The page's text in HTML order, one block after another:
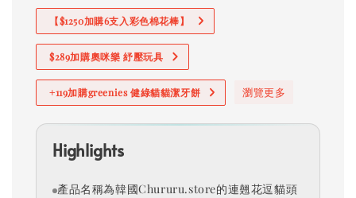
【$1250加購6支入彩色棉花棒】
$289加購奧咪樂 紓壓玩具
+119加購greenies 健綠貓貓潔牙餅 瀏覽更多
Highlights
產品名稱為韓國Chururu.store的連翹花逗貓頭